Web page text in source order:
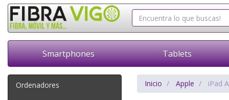
Smartphones Tablets
Ordenadores Inicio Apple iPad